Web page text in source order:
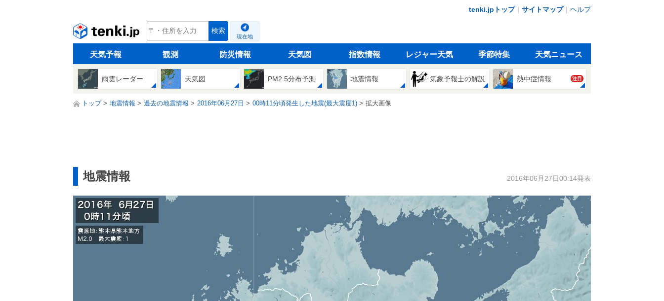
tenki.jpトップ｜ サイトマップ｜ ヘルプ
tenki.jp 検索
現在地
天気予報 観測 防災情報 天気図 指数情報 レジャー天気 季節特集 天気ニュース
雨雲レーダー 天気図 PM2.5分布予測 地震情報 気象予報士の解説 熱中症情報 注目
トップ 地震情報 過去の地震情報 2016年06月27日 00時11分頃発生した地震(最大震度1) 拡大画像
地震情報 2016年06月27日00:14発表